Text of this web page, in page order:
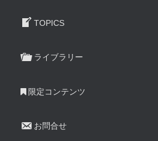
TOPICS
ライブラリー
限定コンテンツ
お問合せ